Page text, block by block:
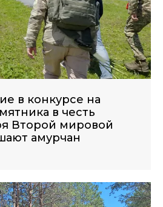
в конкурсе на
в честь
Второй мировой
амурчан